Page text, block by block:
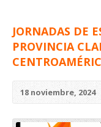
JORNADAS DE
PROVINCIA
18 noviembre, 2024